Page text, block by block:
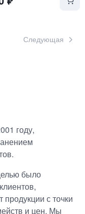
Следующая
году,
было
с точки
и цен. Мы